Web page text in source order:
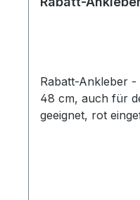
Rabatt-Ankleber
48 cm, auch für
geeignet, rot